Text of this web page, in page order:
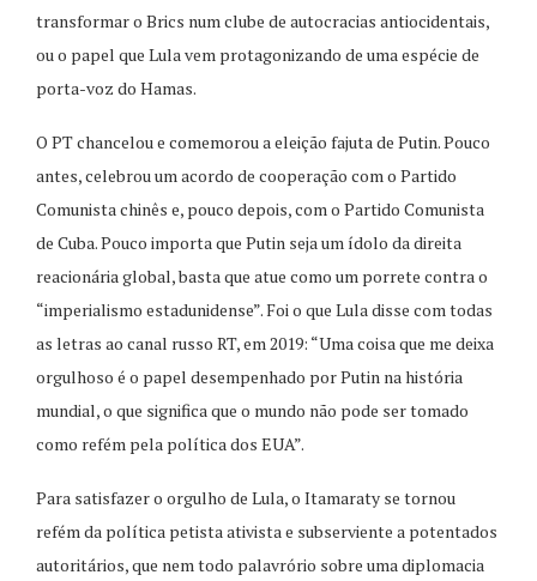
transformar o Brics num clube de autocracias antiocidentais,
ou o papel que Lula vem protagonizando de uma espécie de
porta-voz do Hamas.
O PT chancelou e comemorou a eleição fajuta de Putin. Pouco
antes, celebrou um acordo de cooperação com o Partido
Comunista chinês e, pouco depois, com o Partido Comunista
de Cuba. Pouco importa que Putin seja um ídolo da direita
reacionária global, basta que atue como um porrete contra o
“imperialismo estadunidense”. Foi o que Lula disse com todas
as letras ao canal russo RT, em 2019: “Uma coisa que me deixa
orgulhoso é o papel desempenhado por Putin na história
mundial, o que significa que o mundo não pode ser tomado
como refém pela política dos EUA”.
Para satisfazer o orgulho de Lula, o Itamaraty se tornou
refém da política petista ativista e subserviente a potentados
autoritários, que nem todo palavrório sobre uma diplomacia